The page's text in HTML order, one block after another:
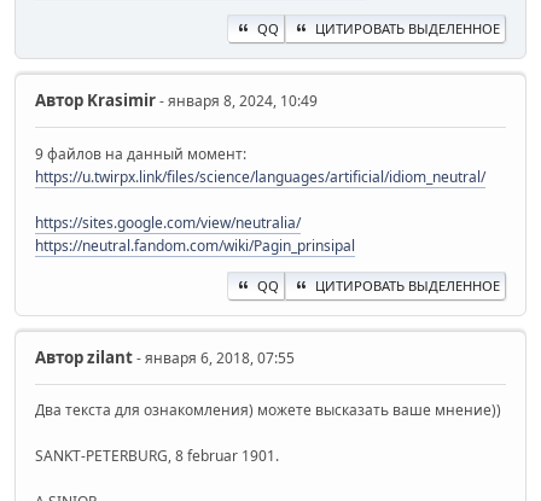
QQ ЦИТИРОВАТЬ ВЫДЕЛЕННОЕ
Автор Krasimir- января 8, 2024, 10:49
9 файлов на данный момент:
https://u.twirpx.link/files/science/languages/artificial/idiom_neutral/
https://sites.google.com/view/neutralia/
https://neutral.fandom.com/wiki/Pagin_prinsipal
QQ ЦИТИРОВАТЬ ВЫДЕЛЕННОЕ
Авторzilant- января 6, 2018, 07:55
Два текста для ознакомления) можете высказать ваше мнение))
SANKT-PETERBURG, 8 februar 1901.